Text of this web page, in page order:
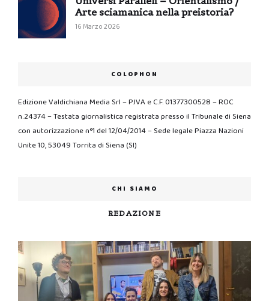
Arte sciamanica nella preistoria?
16 Marzo 2026
COLOPHON
Edizione Valdichiana Media Srl – P.IVA e C.F. 01377300528 – ROC
n.24374 – Testata giornalistica registrata presso il Tribunale di Siena
con autorizzazione n°1 del 12/04/2014 – Sede legale Piazza Nazioni
Unite 10, 53049 Torrita di Siena (SI)
CHI SIAMO
REDAZIONE